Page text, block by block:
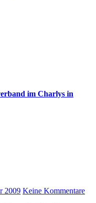
im Charlys in
2009 Keine Kommentare